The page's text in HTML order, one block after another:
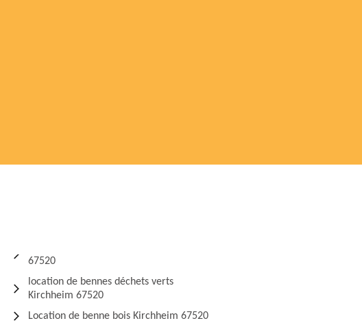
67520
location de bennes déchets verts
Kirchheim 67520
Location de benne bois Kirchheim 67520